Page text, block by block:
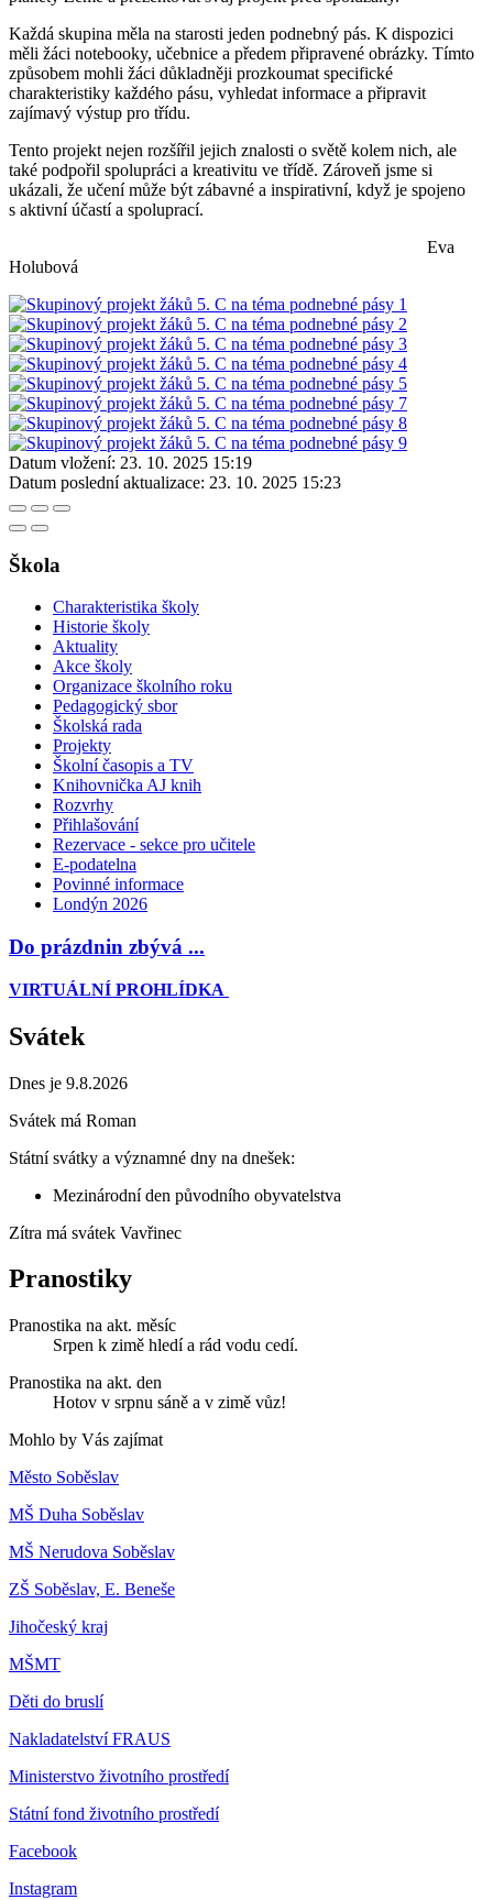
Každá skupina měla na starosti jeden podnebný pás. K dispozici
měli žáci notebooky, učebnice a předem připravené obrázky. Tímto
způsobem mohli žáci důkladněji prozkoumat specifické
charakteristiky každého pásu, vyhledat informace a připravit
zajímavý výstup pro třídu.
Tento projekt nejen rozšířil jejich znalosti o světě kolem nich, ale
také podpořil spolupráci a kreativitu ve třídě. Zároveň jsme si
ukázali, že učení může být zábavné a inspirativní, když je spojeno
s aktivní účastí a spoluprací.
Eva
Holubová
Datum vložení: 23. 10. 2025 15:19
Datum poslední aktualizace: 23. 10. 2025 15:23
Škola
Charakteristika školy
Historie školy
Aktuality
Akce školy
Organizace školního roku
Pedagogický sbor
Školská rada
Projekty
Školní časopis a TV
Knihovnička AJ knih
Rozvrhy
Přihlašování
Rezervace - sekce pro učitele
E-podatelna
Povinné informace
Londýn 2026
Do prázdnin zbývá ...
VIRTUÁLNÍ PROHLÍDKA
Svátek
Dnes je 9.8.2026
Svátek má Roman
Státní svátky a významné dny na dnešek:
Mezinárodní den původního obyvatelstva
Zítra má svátek Vavřinec
Pranostiky
Pranostika na akt. měsíc
Srpen k zimě hledí a rád vodu cedí.
Pranostika na akt. den
Hotov v srpnu sáně a v zimě vůz!
Mohlo by Vás zajímat
Město Soběslav
MŠ Duha Soběslav
MŠ Nerudova Soběslav
ZŠ Soběslav, E. Beneše
Jihočeský kraj
MŠMT
Děti do bruslí
Nakladatelství FRAUS
Ministerstvo životního prostředí
Státní fond životního prostředí
Facebook
Instagram